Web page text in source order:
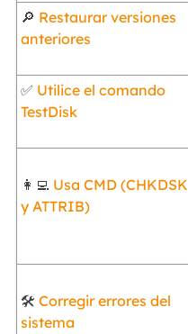
🔎 Restaurar versiones
anteriores
✅ Utilice el comando
TestDisk
👩‍💻 Usa CMD (CHKDSK
y ATTRIB)
🛠️Corregir errores del
sistema